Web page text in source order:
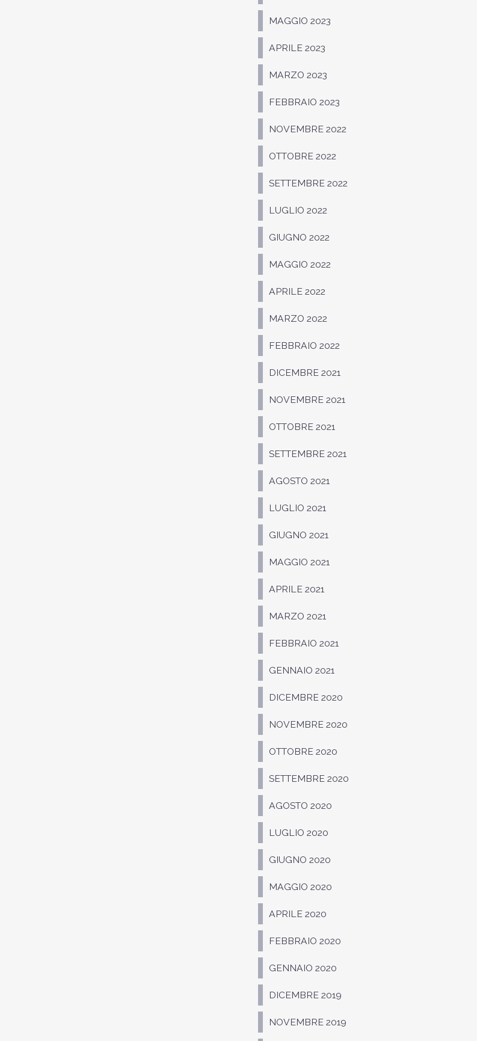
MAGGIO 2023
APRILE 2023
MARZO 2023
FEBBRAIO 2023
NOVEMBRE 2022
OTTOBRE 2022
SETTEMBRE 2022
LUGLIO 2022
GIUGNO 2022
MAGGIO 2022
APRILE 2022
MARZO 2022
FEBBRAIO 2022
DICEMBRE 2021
NOVEMBRE 2021
OTTOBRE 2021
SETTEMBRE 2021
AGOSTO 2021
LUGLIO 2021
GIUGNO 2021
MAGGIO 2021
APRILE 2021
MARZO 2021
FEBBRAIO 2021
GENNAIO 2021
DICEMBRE 2020
NOVEMBRE 2020
OTTOBRE 2020
SETTEMBRE 2020
AGOSTO 2020
LUGLIO 2020
GIUGNO 2020
MAGGIO 2020
APRILE 2020
FEBBRAIO 2020
GENNAIO 2020
DICEMBRE 2019
NOVEMBRE 2019